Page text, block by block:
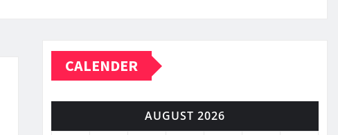
CALENDER
AUGUST 2026